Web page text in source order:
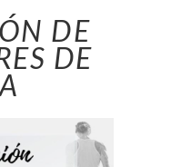
DE
DE